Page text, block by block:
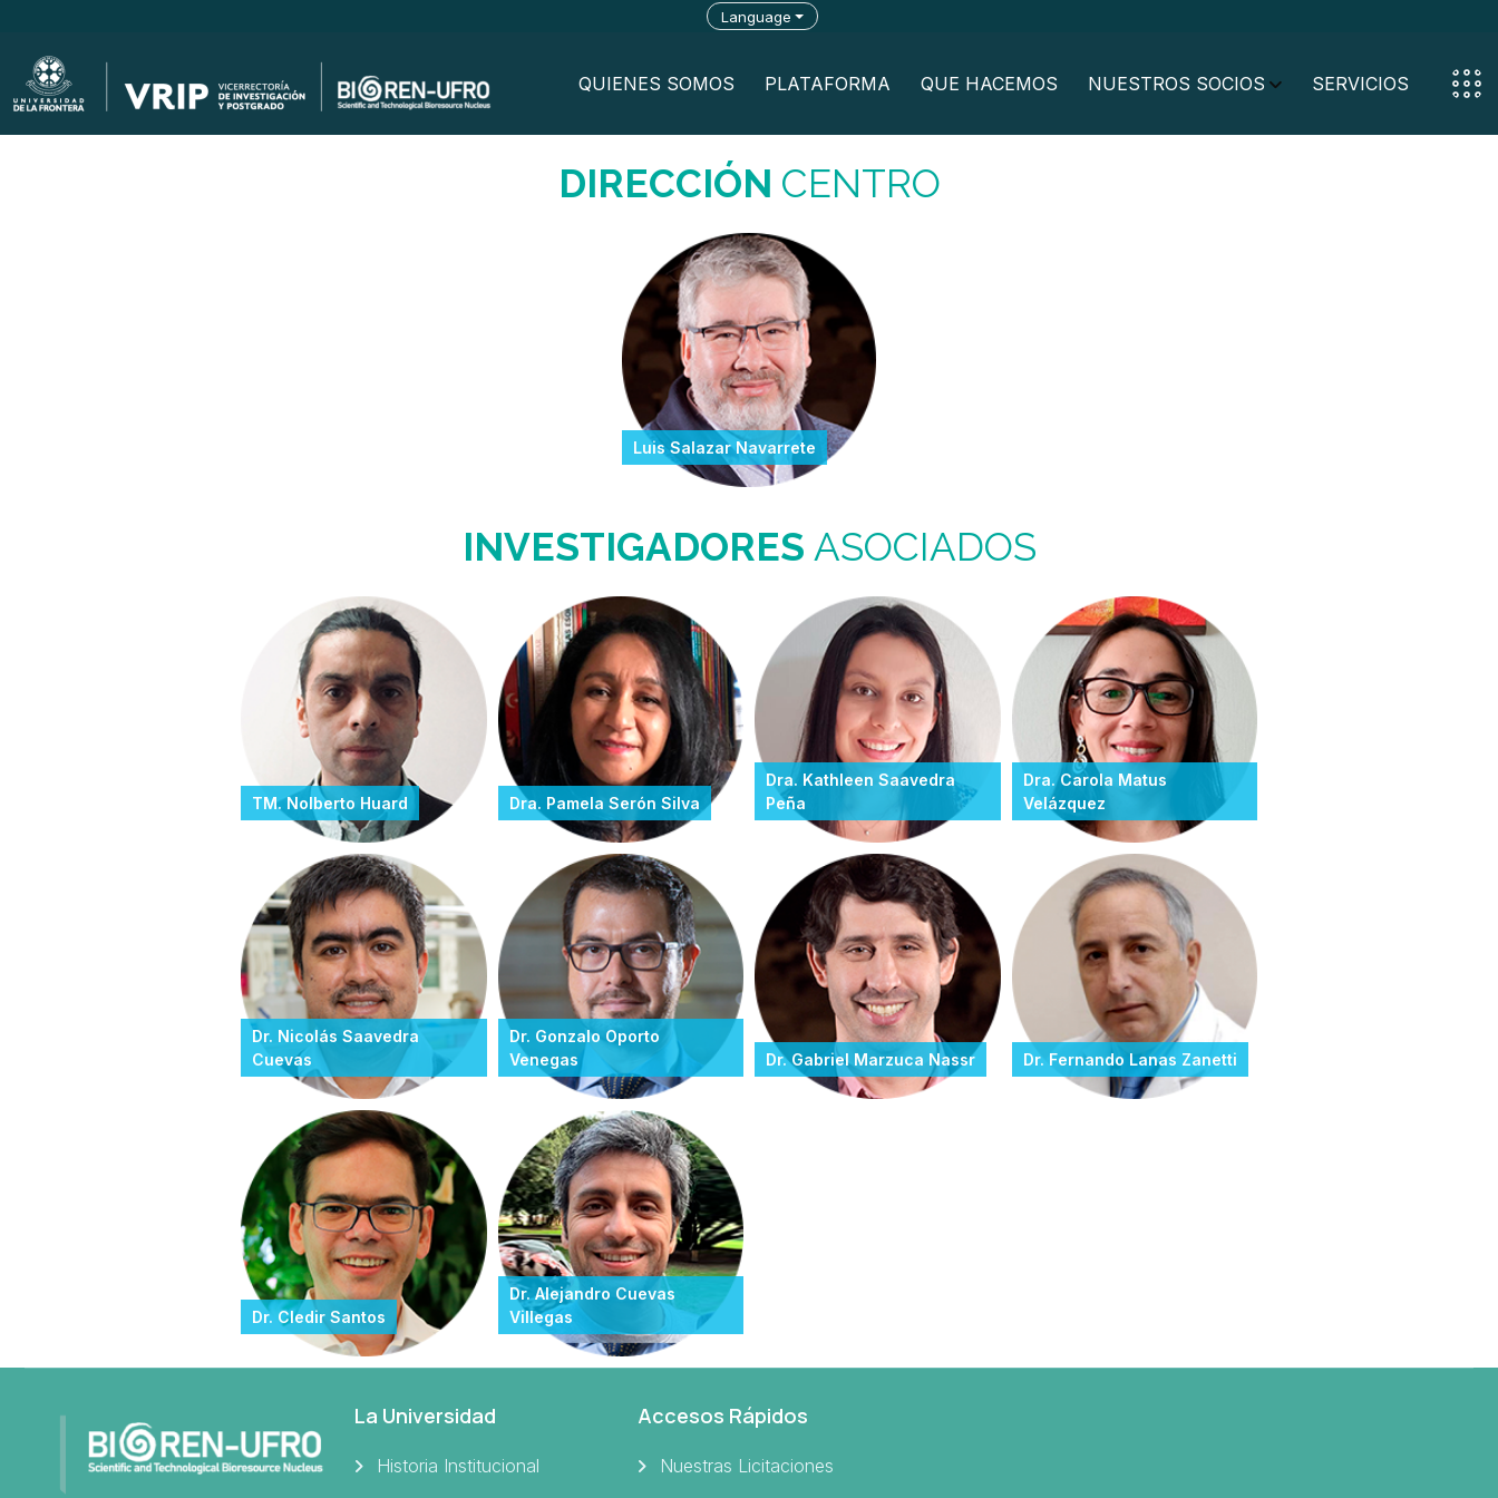
Language
QUIENES SOMOS PLATAFORMA QUE HACEMOS NUESTROS SOCIOS SERVICIOS
DIRECCIÓN CENTRO
Luis Salazar Navarrete
INVESTIGADORES ASOCIADOS
TM. Nolberto Huard Dra. Pamela Serón Silva
Dra. Kathleen Saavedra
Peña
Dra. Carola Matus
Velázquez
Dr. Nicolás Saavedra
Cuevas
Dr. Gonzalo Oporto
Venegas
Dr. Gabriel Marzuca Nassr Dr. Fernando Lanas Zanetti
Dr. Cledir Santos
Dr. Alejandro Cuevas
Villegas
La Universidad
Historia Institucional
Accesos Rápidos
Nuestras Licitaciones